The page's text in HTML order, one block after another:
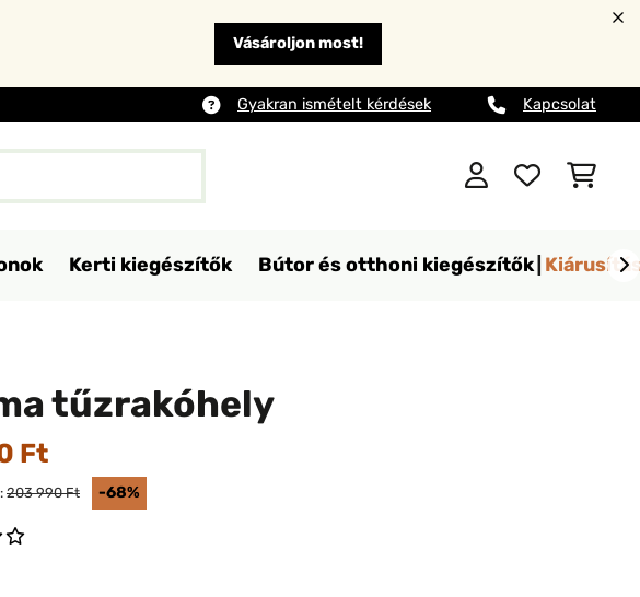
Vásároljon most!
Gyakran ismételt kérdések Kapcsolat
Kerti kiegészítők Bútor és otthoni kiegészítők
tűzrakóhely
Ft
203 990 Ft -68%